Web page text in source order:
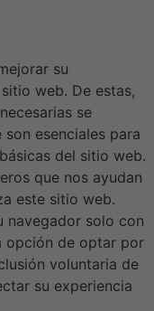
su
web. De estas,
se
esenciales para
del sitio web.
que nos ayudan
este sitio web.
navegador solo con
opción de optar por
voluntaria de
su experiencia